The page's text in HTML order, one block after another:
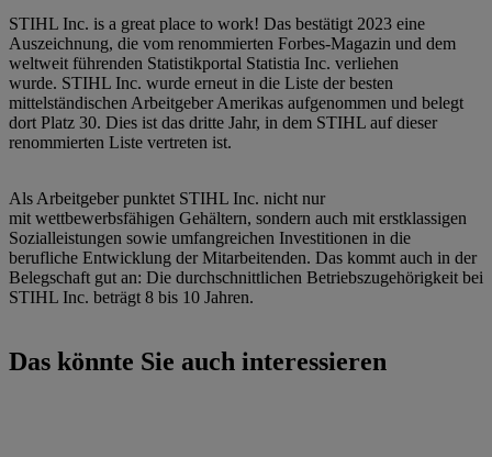
STIHL Inc. is a great place to work! Das bestätigt 2023 eine
Auszeichnung, die vom renommierten Forbes-Magazin und dem
weltweit führenden Statistikportal Statistia Inc. verliehen
wurde. STIHL Inc. wurde erneut in die Liste der besten
mittelständischen Arbeitgeber Amerikas aufgenommen und belegt
dort Platz 30. Dies ist das dritte Jahr, in dem STIHL auf dieser
renommierten Liste vertreten ist.
Als Arbeitgeber punktet STIHL Inc. nicht nur
mit wettbewerbsfähigen Gehältern, sondern auch mit erstklassigen
Sozialleistungen sowie umfangreichen Investitionen in die
berufliche Entwicklung der Mitarbeitenden. Das kommt auch in der
Belegschaft gut an: Die durchschnittlichen Betriebszugehörigkeit bei
STIHL Inc. beträgt 8 bis 10 Jahren.
Das könnte Sie auch interessieren